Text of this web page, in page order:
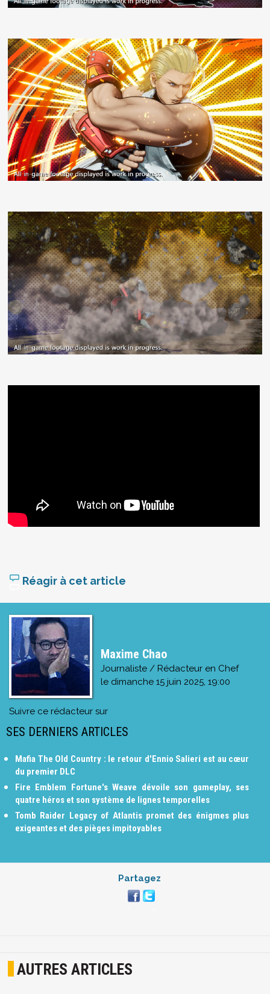
Réagir à cet article
Maxime Chao
Journaliste / Rédacteur en Chef
le dimanche 15 juin 2025, 19:00
Suivre ce rédacteur sur
SES DERNIERS ARTICLES
Mafia The Old Country : le retour d'Ennio Salieri est au cœur
du premier DLC
Fire Emblem Fortune's Weave dévoile son gameplay, ses
quatre héros et son système de lignes temporelles
Tomb Raider Legacy of Atlantis promet des énigmes plus
exigeantes et des pièges impitoyables
Partagez
AUTRES ARTICLES